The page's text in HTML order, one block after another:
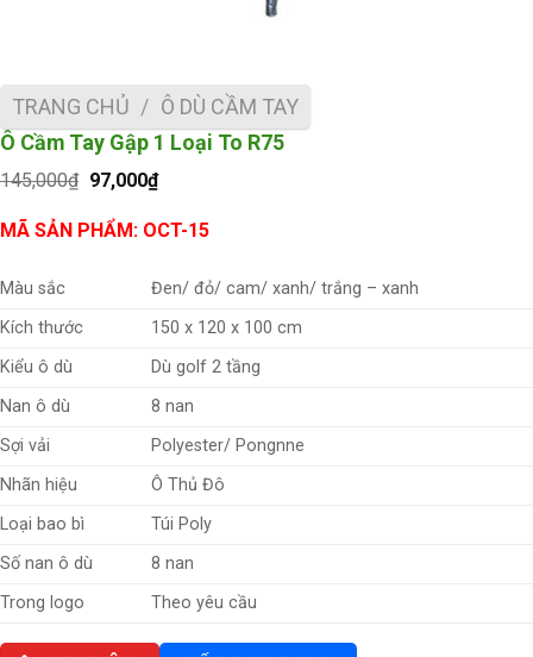
TRANG CHỦ / Ô DÙ CẦM TAY
Ô Cầm Tay Gập 1 Loại To R75
145,000₫ Giá
là:
145,000₫.
97,000₫Giá
tại
là:
MÃ SẢN PHẨM: OCT-15
Màu sắc
Đen/ đỏ/ cam/ xanh/ trắng – xanh
Kích thước
150 x 120 x 100 cm
Kiểu ô dù
Dù golf 2 tầng
Nan ô dù
8 nan
Sợi vải
Polyester/ Pongnne
Nhãn hiệu
Ô Thủ Đô
Loại bao bì
Túi Poly
Số nan ô dù
8 nan
Trong logo
Theo yêu cầu